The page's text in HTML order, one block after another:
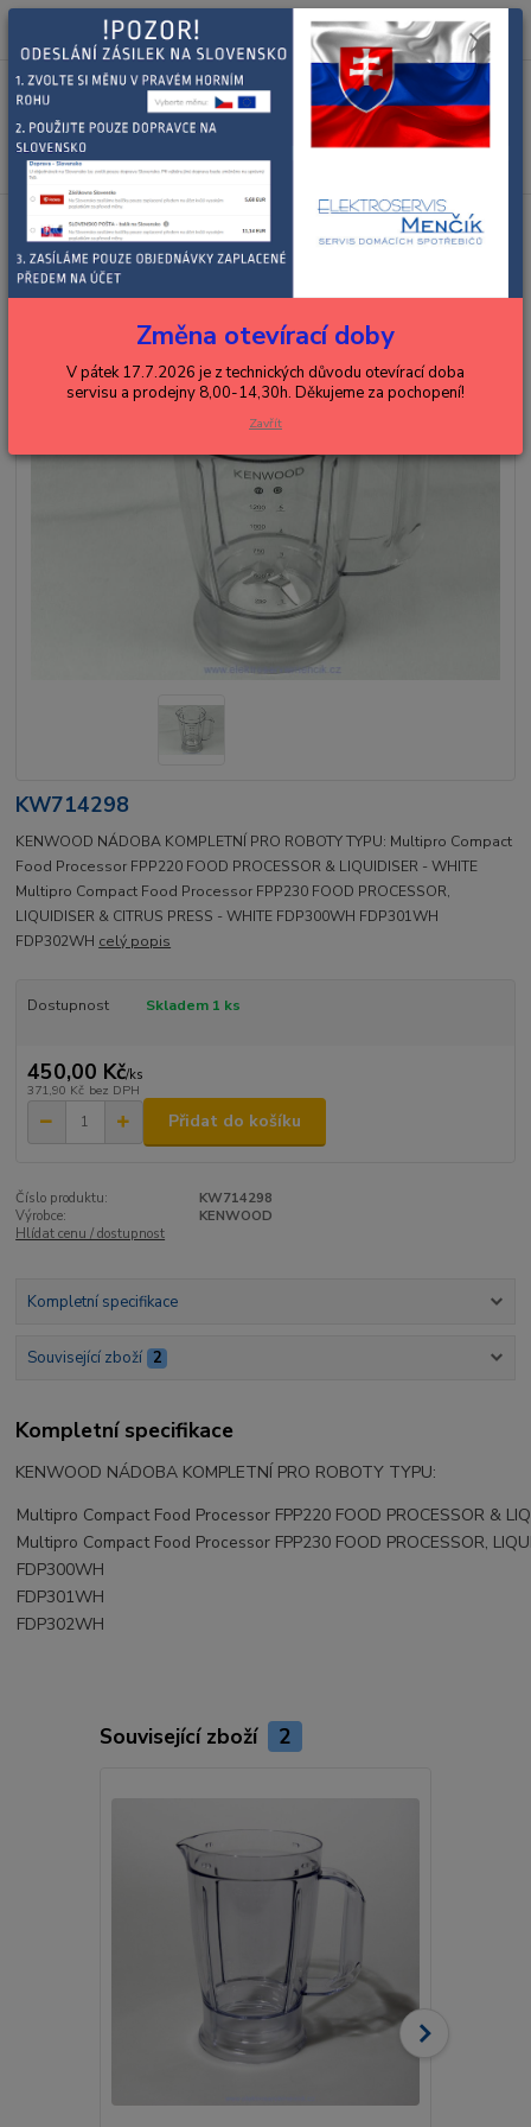
Menu
+420 602 288 130
(Po-Pá, 8-15 hod.)
0ks
za0,00 Kč
KENWOOD KENWOOD nádoba mixéru
KENWOOD nádoba mixéru
KW714298
KENWOOD NÁDOBA KOMPLETNÍ PRO ROBOTY TYPU: Multipro Compact
Food Processor FPP220 FOOD PROCESSOR & LIQUIDISER - WHITE
Multipro Compact Food Processor FPP230 FOOD PROCESSOR,
LIQUIDISER & CITRUS PRESS - WHITE FDP300WH FDP301WH
FDP302WH celý popis
Dostupnost Skladem 1 ks
450,00 Kč/ks
371,90 Kč bez DPH
Přidat do košíku
Číslo produktu:
KW714298
Výrobce:
KENWOOD
Hlídat cenu / dostupnost
Kompletní specifikace
Související zboží 2
Kompletní specifikace
KENWOOD NÁDOBA KOMPLETNÍ PRO ROBOTY TYPU:
Multipro Compact Food Processor FPP220 FOOD PROCESSOR &
Multipro Compact Food Processor FPP230 FOOD PROCESSOR,
FDP300WH
FDP301WH
FDP302WH
Související zboží 2
Změna otevírací doby
V pátek 17.7.2026 je z technických důvodu otevírací doba
servisu a prodejny 8,00-14,30h. Děkujeme za pochopení!
Zavřít